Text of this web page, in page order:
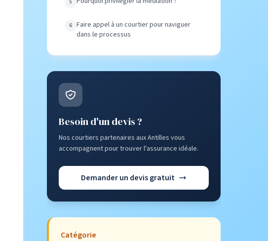
Faire appel à un courtier pour naviguer
dans le processus
Besoin d'un devis ?
Nos courtiers partenaires aux Antilles vous
accompagnent pour trouver l'assurance idéale.
Demander un devis gratuit
Catégorie